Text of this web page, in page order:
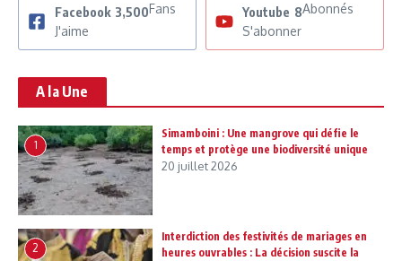
Facebook 3,500Fans
J'aime
Youtube 8Abonnés
S'abonner
A la Une
1
Simamboini : Une mangrove qui défie le
temps et protège une biodiversité unique
20 juillet 2026
2
Interdiction des festivités de mariages en
heures ouvrables : La décision suscite la